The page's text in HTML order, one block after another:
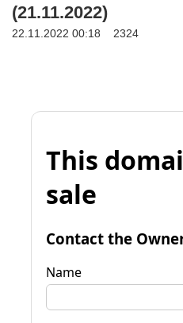
(21.11.2022)
22.11.2022 00:18 2324